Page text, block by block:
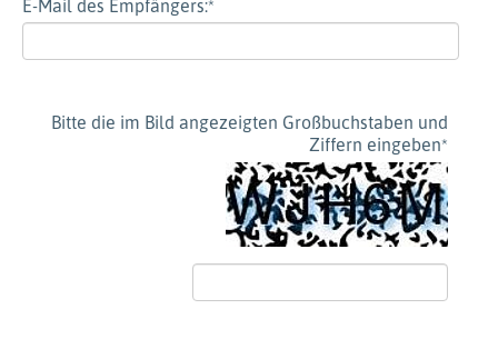
E-Mail des Empfängers:*
Bitte die im Bild angezeigten Großbuchstaben und
Ziffern eingeben*